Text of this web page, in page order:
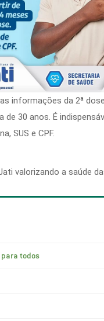
informações da 2ª
de 30 anos. É
SUS e CPF.
valorizando a saúde
todos